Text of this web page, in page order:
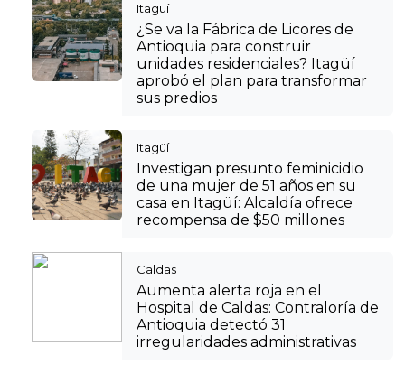
Itagüí
¿Se va la Fábrica de Licores de
Antioquia para construir
unidades residenciales? Itagüí
aprobó el plan para transformar
sus predios
Itagüí
Investigan presunto feminicidio
de una mujer de 51 años en su
casa en Itagüí: Alcaldía ofrece
recompensa de $50 millones
Caldas
Aumenta alerta roja en el
Hospital de Caldas: Contraloría de
Antioquia detectó 31
irregularidades administrativas